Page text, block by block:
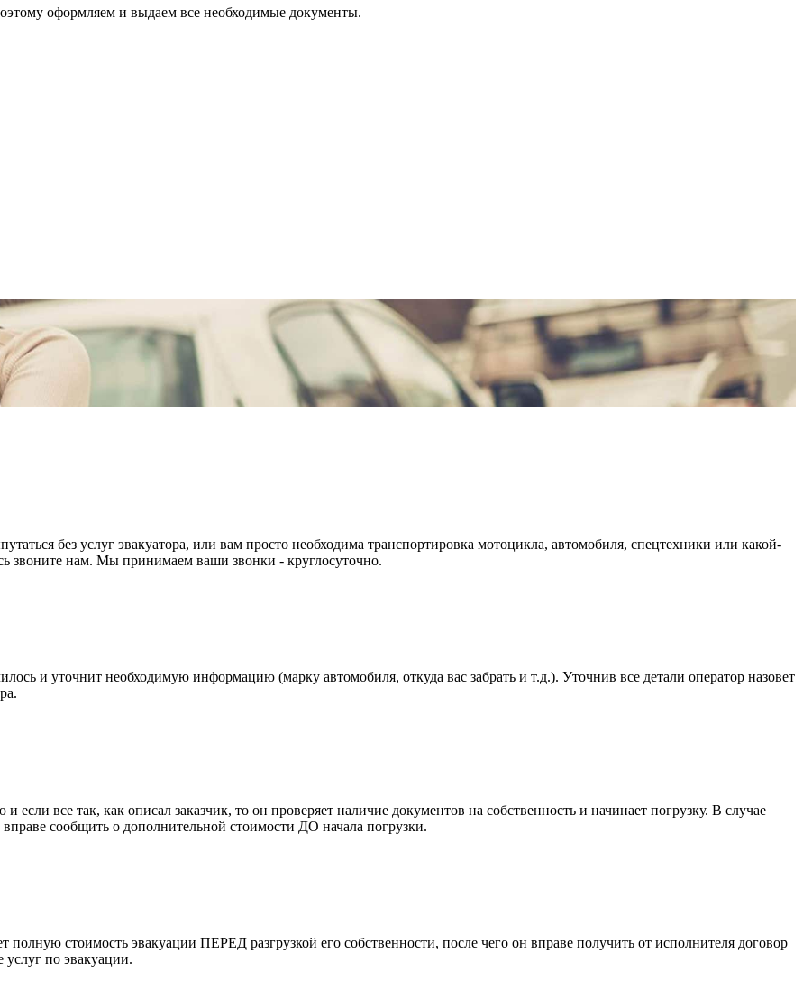
оформляем и выдаем все необходимые документы.
без услуг эвакуатора, или вам просто необходима транспортировка мотоцикла, автомобиля, спецтехники или какой-
звоните нам. Мы принимаем ваши звонки - круглосуточно.
и уточнит необходимую информацию (марку автомобиля, откуда вас забрать и т.д.). Уточнив все детали оператор назовет
все так, как описал заказчик, то он проверяет наличие документов на собственность и начинает погрузку. В случае
сообщить о дополнительной стоимости ДО начала погрузки.
стоимость эвакуации ПЕРЕД разгрузкой его собственности, после чего он вправе получить от исполнителя договор
услуг по эвакуации.